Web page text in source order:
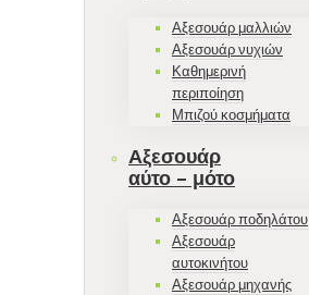
Αξεσουάρ μαλλιών
Αξεσουάρ νυχιών
Καθημερινή
περιποίηση
Μπιζού κοσμήματα
Αξεσουάρ
αύτο – μότο
Αξεσουάρ ποδηλάτου
Αξεσουάρ
αυτοκινήτου
Αξεσουάρ μηχανής